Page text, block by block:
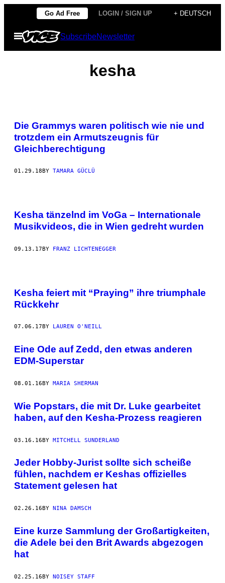
content
Go Ad Free LOGIN / SIGN UP + DEUTSCH
Open
Menu
SubscribeNewsletter
kesha
Die Grammys waren politisch wie nie und
trotzdem ein Armutszeugnis für
Gleichberechtigung
01.29.18 BY TAMARA GÜCLÜ
Kesha tänzelnd im VoGa – Internationale
Musikvideos, die in Wien gedreht wurden
09.13.17BY FRANZ LICHTENEGGER
Kesha feiert mit “Praying” ihre triumphale
Rückkehr
07.06.17 BY LAUREN O'NEILL
Eine Ode auf Zedd, den etwas anderen
EDM-Superstar
08.01.16BY MARIA SHERMAN
Wie Popstars, die mit Dr. Luke gearbeitet
haben, auf den Kesha-Prozess reagieren
03.16.16BY MITCHELL SUNDERLAND
Jeder Hobby-Jurist sollte sich scheiße
fühlen, nachdem er Keshas offizielles
Statement gelesen hat
02.26.16 BY NINA DAMSCH
Eine kurze Sammlung der Großartigkeiten,
die Adele bei den Brit Awards abgezogen
hat
02.25.16BY NOISEY STAFF